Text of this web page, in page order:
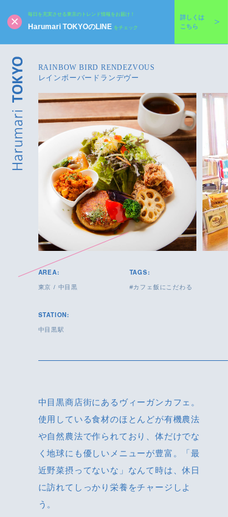
毎日を充実させる東京のトレンド情報をお届け！
Harumari TOKYOのLINE をチェック
詳しくは
こちら
RAINBOW BIRD RENDEZVOUS
レインボーバードランデヴー
AREA:
東京 / 中目黒
STATION:
中目黒駅
TAGS:
カフェ飯にこだわる
中目黒商店街にあるヴィーガンカフェ。
使用している食材のほとんどが有機農法
や自然農法で作られており、体だけでな
く地球にも優しいメニューが豊富。「最
近野菜摂ってないな」なんて時は、休日
に訪れてしっかり栄養をチャージしよ
う。